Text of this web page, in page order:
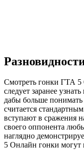
Смотреть гонки ГТА 5
следует заранее
дабы больше
считается
вступают в сражения
своего оппонента
наглядно
5 Онлайн гонки могут